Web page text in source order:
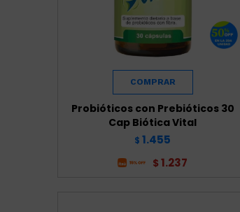
Probióticos con Prebióticos 30
Cap Biótica Vital
$ 1.455
$ 1.237